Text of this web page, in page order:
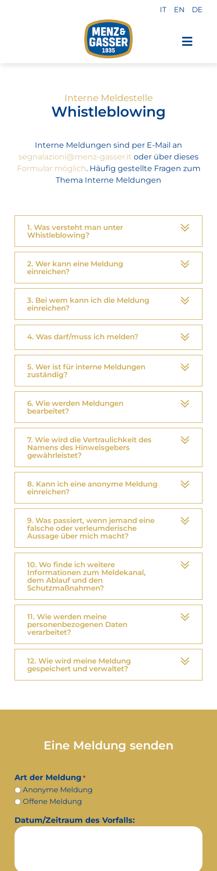
IT EN DE
Private Label
Über uns
Nachhaltigkeit
NACH:
Interne Meldestelle
Whistleblowing
Interne Meldungen sind per E-Mail an
segnalazioni@menz-gasser.it oder über dieses
Formular möglich. Häufig gestellte Fragen zum
Thema Interne Meldungen
1. Was versteht man unter
Whistleblowing?
2. Wer kann eine Meldung
einreichen?
3. Bei wem kann ich die Meldung
einreichen?
4. Was darf/muss ich melden?
5. Wer ist für interne Meldungen
zuständig?
6. Wie werden Meldungen
bearbeitet?
7. Wie wird die Vertraulichkeit des
Namens des Hinweisgebers
gewährleistet?
8. Kann ich eine anonyme Meldung
einreichen?
9. Was passiert, wenn jemand eine
falsche oder verleumderische
Aussage über mich macht?
10. Wo finde ich weitere
Informationen zum Meldekanal,
dem Ablauf und den
Schutzmaßnahmen?
11. Wie werden meine
personenbezogenen Daten
verarbeitet?
12. Wie wird meine Meldung
gespeichert und verwaltet?
Eine Meldung senden
Art der Meldung *
Anonyme Meldung
Offene Meldung
Datum/Zeitraum des Vorfalls: